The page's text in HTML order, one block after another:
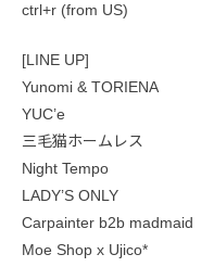
ctrl+r (from US)
[LINE UP]
Yunomi & TORIENA
YUC’e
三毛猫ホームレス
Night Tempo
LADY’S ONLY
Carpainter b2b madmaid
Moe Shop x Ujico*